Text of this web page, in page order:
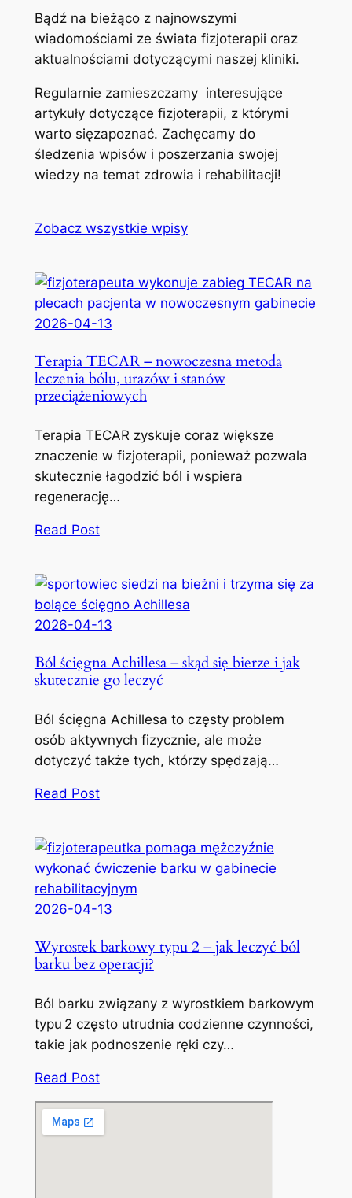
Bądź na bieżąco z najnowszymi
wiadomościami ze świata fizjoterapii oraz
aktualnościami dotyczącymi naszej kliniki.
Regularnie zamieszczamy interesujące
artykuły dotyczące fizjoterapii, z którymi
warto sięzapoznać. Zachęcamy do
śledzenia wpisów i poszerzania swojej
wiedzy na temat zdrowia i rehabilitacji!
Zobacz wszystkie wpisy
2026-04-13
Terapia TECAR – nowoczesna metoda
leczenia bólu, urazów i stanów
przeciążeniowych
Terapia TECAR zyskuje coraz większe
znaczenie w fizjoterapii, ponieważ pozwala
skutecznie łagodzić ból i wspiera
regenerację…
Read Post
2026-04-13
Ból ścięgna Achillesa – skąd się bierze i jak
skutecznie go leczyć
Ból ścięgna Achillesa to częsty problem
osób aktywnych fizycznie, ale może
dotyczyć także tych, którzy spędzają…
Read Post
2026-04-13
Wyrostek barkowy typu 2 – jak leczyć ból
barku bez operacji?
Ból barku związany z wyrostkiem barkowym
typu 2 często utrudnia codzienne czynności,
takie jak podnoszenie ręki czy…
Read Post